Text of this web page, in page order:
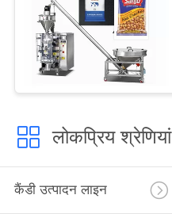
लोकप्रिय श्रेणियां
कैंडी उत्पादन लाइन